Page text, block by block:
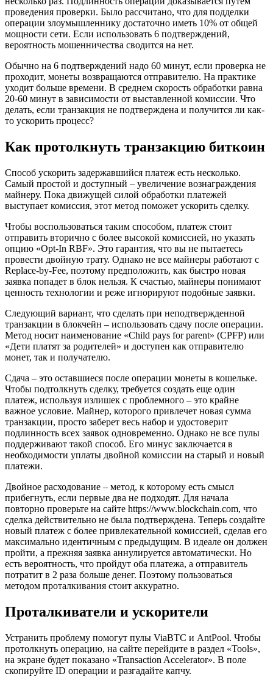
проведения проверки. Было рассчитано, что для подделки
операции злоумышленнику достаточно иметь 10% от общей
мощности сети. Если использовать 6 подтверждений,
вероятность мошенничества сводится на нет.
Обычно на 6 подтверждений надо 60 минут, если проверка не
проходит, монеты возвращаются отправителю. На практике
уходит больше времени. В среднем скорость обработки равна
20-60 минут в зависимости от выставленной комиссии. Что
делать, если транзакция не подтверждена и получится ли как-
то ускорить процесс?
Как протолкнуть транзакцию биткоин
Способ ускорить задержавшийся платеж есть несколько.
Самый простой и доступный – увеличение вознаграждения
майнеру. Пока движущей силой обработки платежей
выступает комиссия, этот метод поможет ускорить сделку.
Чтобы воспользоваться таким способом, платеж стоит
отправить вторично с более высокой комиссией, но указать
опцию «Opt-In RBF». Это гарантия, что вы не пытаетесь
провести двойную трату. Однако не все майнеры работают с
Replace-by-Fee, поэтому предположить, как быстро новая
заявка попадет в блок нельзя. К счастью, майнеры понимают
ценность технологии и реже игнорируют подобные заявки.
Следующий вариант, что сделать при неподтвержденной
транзакции в блокчейн – использовать сдачу после операции.
Метод носит наименование «Child pays for parent» (CPFP) или
«Дети платят за родителей» и доступен как отправителю
монет, так и получателю.
Сдача – это оставшиеся после операции монеты в кошельке.
Чтобы подтолкнуть сделку, требуется создать еще один
платеж, используя излишек с проблемного – это крайне
важное условие. Майнер, которого привлечет новая сумма
транзакции, просто заберет весь набор и удостоверит
подлинность всех заявок одновременно. Однако не все пулы
поддерживают такой способ. Его минус заключается в
необходимости уплаты двойной комиссии на старый и новый
платежи.
Двойное расходование – метод, к которому есть смысл
прибегнуть, если первые два не подходят. Для начала
повторно проверьте на сайте https://www.blockchain.com, что
сделка действительно не была подтверждена. Теперь создайте
новый платеж с более привлекательной комиссией, сделав его
максимально идентичным с предыдущим. В идеале он должен
пройти, а прежняя заявка аннулируется автоматически. Но
есть вероятность, что пройдут оба платежа, а отправитель
потратит в 2 раза больше денег. Поэтому пользоваться
методом проталкивания стоит аккуратно.
Проталкиватели и ускорители
Устранить проблему помогут пулы ViaBTC и AntPool. Чтобы
протолкнуть операцию, на сайте перейдите в раздел «Tools»,
на экране будет показано «Transaction Accelerator». В поле
скопируйте ID операции и разгадайте капчу.